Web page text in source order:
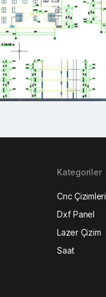
Kategoriler
Cnc Çizimleri
Dxf Panel
Lazer Çizim
Saat